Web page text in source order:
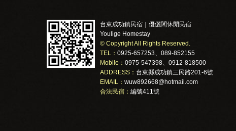
台東成功鎮民宿｜優儷閣休閒民宿
Youlige Homestay
© Copyright All Rights Reserved.
TEL： 0925-657253、089-852155
Mobile： 0975-547398、0912-818500
ADDRESS： 台東縣成功鎮三民路201-6號
EMAIL： wuw892668@hotmail.com
合法民宿： 編號411號